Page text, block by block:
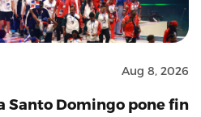
Aug 8, 2026
Santo Domingo pone fin